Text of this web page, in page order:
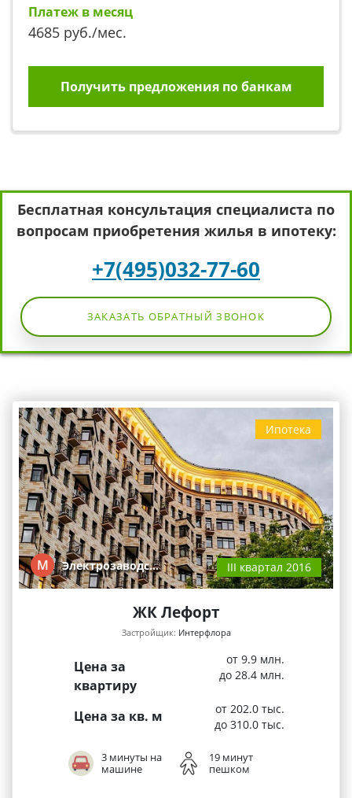
Платеж в месяц
4685 руб./мес.
Получить предложения по банкам
Бесплатная консультация специалиста по
вопросам приобретения жилья в ипотеку:
+7(495)032-77-60
ЗАКАЗАТЬ ОБРАТНЫЙ ЗВОНОК
Ипотека
М Электрозаводс… III квартал 2016
ЖК Лефорт
Застройщик: Интерфлора
Цена за
квартиру
от 9.9 млн.
до 28.4 млн.
Цена за кв. м
от 202.0 тыс.
до 310.0 тыс.
3 минуты на
машине
19 минут
пешком